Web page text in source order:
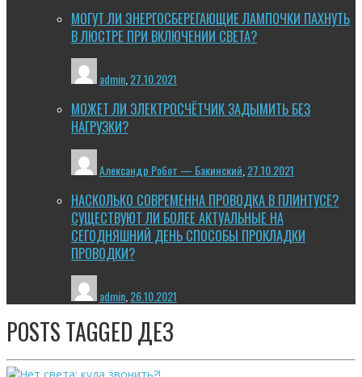
МОГУТ ЛИ ЭНЕРГОСБЕРЕГАЮЩИЕ ЛАМПОЧКИ ПАХНУТЬ
В ЛЮСТРЕ ПРИ ВКЛЮЧЕНИИ СВЕТА?
admin 27.10.2021
МОЖЕТ ЛИ ЭЛЕКТРОСЧЁТЧИК ЗАДЫМИТЬ БЕЗ
НАГРУЗКИ?
Александр Робот — Бакинский 27.10.2021
НАСКОЛЬКО СОВРЕМЕННА ПРОВОДКА В ПЛИНТУСЕ?
СУЩЕСТВУЮТ ЛИ БОЛЕЕ АКТУАЛЬНЫЕ НА
СЕГОДНЯШНИЙ ДЕНЬ СПОСОБЫ ПРОКЛАДКИ
ПРОВОДКИ?
admin,26.10.2021
POSTS TAGGEDДЕЗ